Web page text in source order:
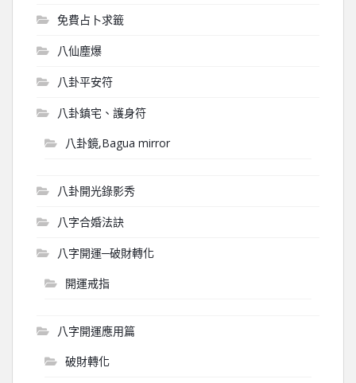
免費占卜求籤
八仙塵爆
八卦平安符
八卦鎮宅、護身符
八卦鏡,Bagua mirror
八卦開光錄影秀
八字合婚法訣
八字開運─破財轉化
開運戒指
八字開運應用篇
破財轉化